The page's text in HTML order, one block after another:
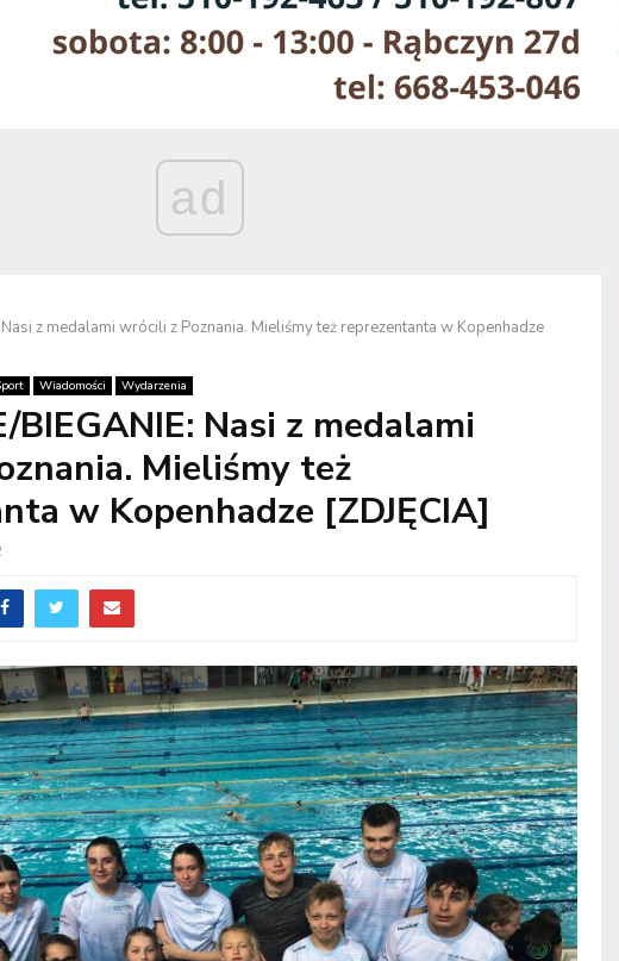
ad
Nasi z medalami wrócili z Poznania. Mieliśmy też reprezentanta w Kopenhadze
Wiadomości Wydarzenia
BIEGANIE: Nasi z medalami
Mieliśmy też
w Kopenhadze [ZDJĘCIA]